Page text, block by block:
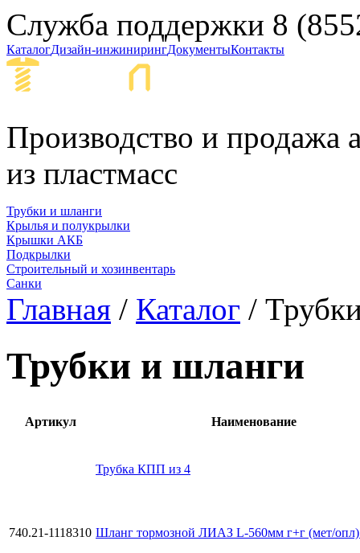
Служба поддержки 8
КаталогДизайн-инжинирингДокументыКонтакты
Производство и продажа
из пластмасс
Трубки и шланги
Крылья и полукрылки
Крышки АКБ
Подкрылки
Строительный и хозинвентарь
Санки
Главная / Каталог /
Трубки и шланги
Артикул Наименование
Трубка КПП из 4
740.21-1118310 Шланг тормозной ЛИАЗ L-560мм г+г (мет/